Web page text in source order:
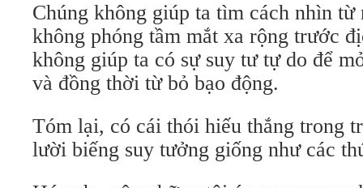
Chúng không giúp ta tìm cách nhìn từ
không phóng tầm mắt xa rộng trước
không giúp ta có sự suy tư tự do để
và đồng thời từ bỏ bạo động.
Tóm lại, có cái thói hiếu thắng trong
lười biếng suy tưởng giống như các